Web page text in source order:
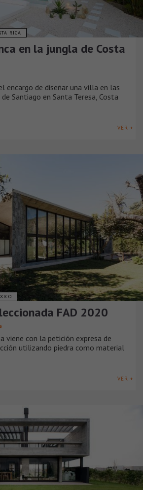
RICA
en la jungla de Costa
encargo de diseñar una villa en las
Santiago en Santa Teresa, Costa
VER +
FAD 2020
viene con la petición expresa de
utilizando piedra como material
VER +